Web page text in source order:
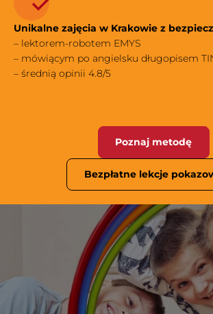
Unikalne zajęcia w Krakowie z
– lektorem-robotem EMYS
– mówiącym po angielsku długopisem
– średnią opinii 4.8/5
Poznaj metodę
Bezpłatne lekcje